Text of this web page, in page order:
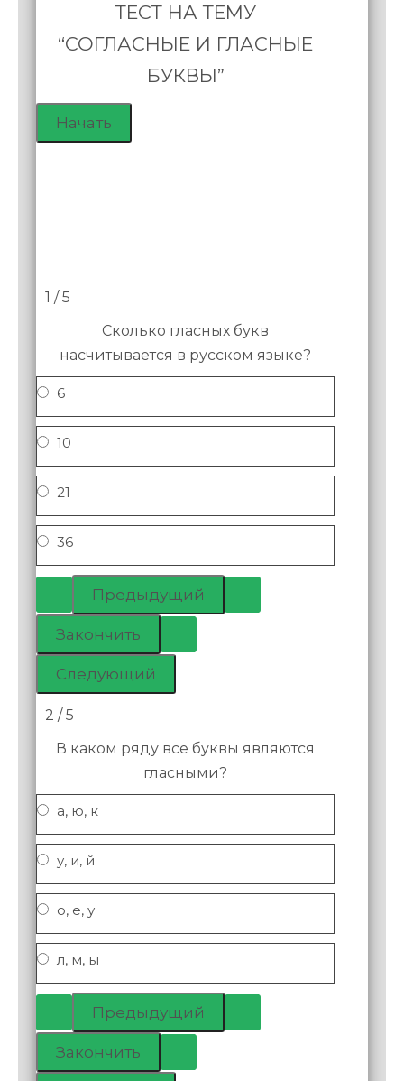
ТЕСТ НА ТЕМУ
“СОГЛАСНЫЕ И ГЛАСНЫЕ
БУКВЫ”
1 / 5
Сколько гласных букв
насчитывается в русском языке?
6
10
21
36
2 / 5
В каком ряду все буквы являются
гласными?
а, ю, к
у, и, й
о, е, у
л, м, ы